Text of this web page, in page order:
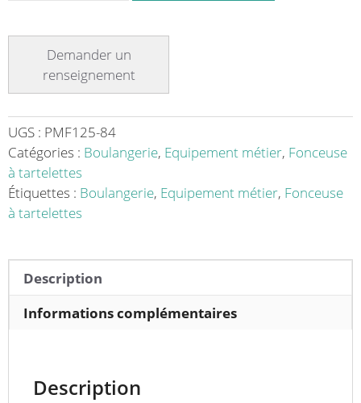
à
tartes
professionnelle
1900
UGS : PMF125-84
Catégories : Boulangerie, Equipement métier, Fonceuse
à tartelettes
Étiquettes : Boulangerie, Equipement métier, Fonceuse
à tartelettes
Description
Informations complémentaires
Description